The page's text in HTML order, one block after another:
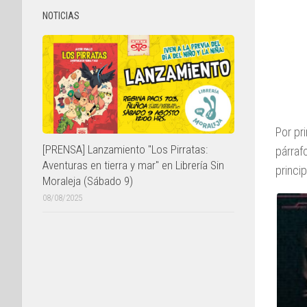
Por
NOTICIAS
[PRENSA] Lanzamiento "Los Pirratas:
Aventuras en tierra y mar" en Librería Sin
Moraleja (Sábado 9)
08/08/2025